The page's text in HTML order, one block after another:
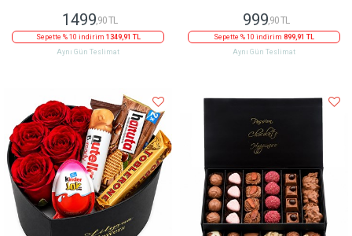
1499 ,90 TL
Sepette % 10 indirim 1349,91 TL
Aynı Gün Teslimat
999,90 TL
Sepette % 10 indirim 899,91 TL
Aynı Gün Teslimat